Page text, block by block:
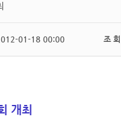
01-18 00:00 조 회 |
개최